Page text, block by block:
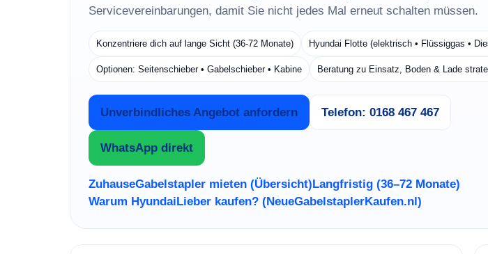
Servicevereinbarungen, damit Sie nicht jedes Mal erneut schalten müssen.
Konzentriere dich auf lange Sicht (36-72 Monate) Hyundai Flotte (elektrisch • Flüssiggas •
Optionen: Seitenschieber • Gabelschieber • Kabine Beratung zu Einsatz, Boden & Lade
Unverbindliches Angebot anfordern Telefon: 0168 467 467
WhatsApp direkt
ZuhauseGabelstapler mieten (Übersicht)Langfristig (36–72 Monate)
Warum HyundaiLieber kaufen? (NeueGabelstaplerKaufen.nl)